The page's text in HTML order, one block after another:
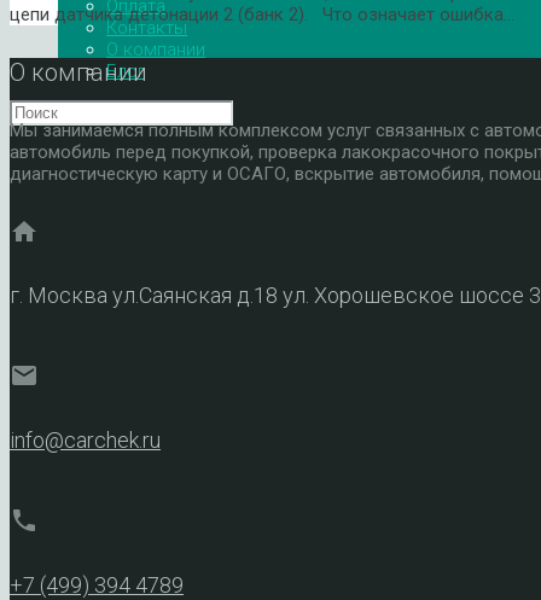
Оплата
Контакты
О компании
Блог
цепи датчика детонации 2 (банк 2). Что означает ошибка…
О компании
Мы занимаемся полным комплексом услуг связанных с
автомобиль перед покупкой, проверка лакокрасочного
диагностическую карту и ОСАГО, вскрытие автомобиля,
home
г. Москва ул.Саянская д.18 ул. Хорошевское шоссе
mail
info@carchek.ru
phone
+7 (499) 394 4789